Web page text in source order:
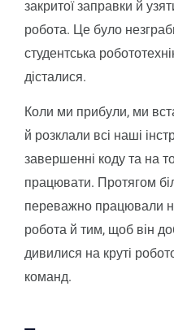
закритої заправки й
робота. Це було
студентська
дісталися.
Коли ми прибули, ми
й розклали всі наші
завершенні коду та на
працювати. Протягом
переважно працювали
робота й тим, щоб він
дивилися на круті
команд.